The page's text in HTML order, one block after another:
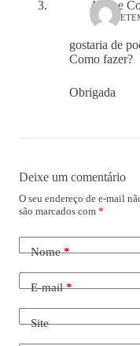
Ariane
12 DE
gostaria de
Como fazer?
Obrigada
Deixe um comentário
O seu endereço de e-mail
são marcados com *
Nome*
E-mail*
Site